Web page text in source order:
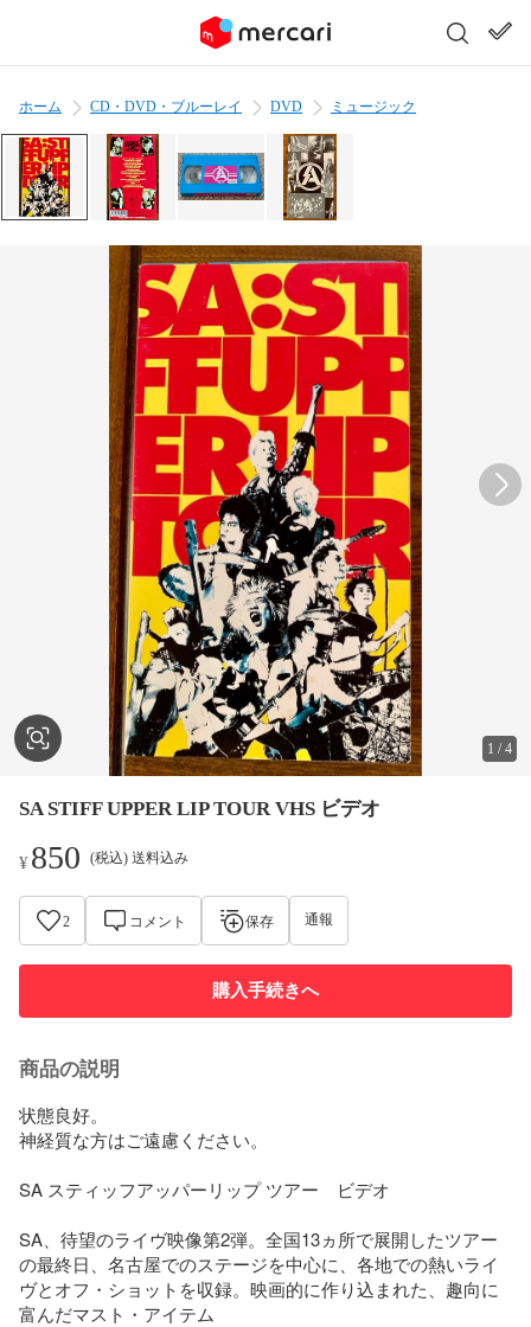
ホーム CD・DVD・ブルーレイ DVD ミュージック
1 /4
SA STIFF UPPER LIP TOUR VHS ビデオ
¥850 (税込) 送料込み
2 コメント 保存 通報
購入手続きへ
商品の説明
状態良好。
神経質な方はご遠慮ください。
SA スティッフアッパーリップ ツアー　ビデオ
SA、待望のライヴ映像第2弾。全国13ヵ所で展開したツアー
の最終日、名古屋でのステージを中心に、各地での熱いライ
ヴとオフ・ショットを収録。映画的に作り込まれた、趣向に
富んだマスト・アイテム